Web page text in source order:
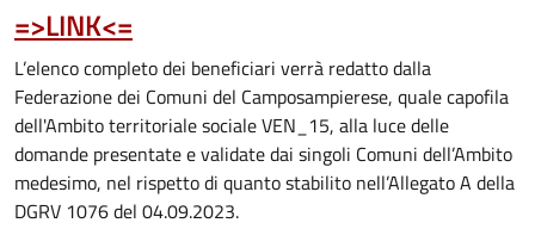
=>LINK<=
L’elenco completo dei beneficiari verrà redatto dalla
Federazione dei Comuni del Camposampierese, quale capofila
dell'Ambito territoriale sociale VEN_15, alla luce delle
domande presentate e validate dai singoli Comuni dell’Ambito
medesimo, nel rispetto di quanto stabilito nell’Allegato A della
DGRV 1076 del 04.09.2023.